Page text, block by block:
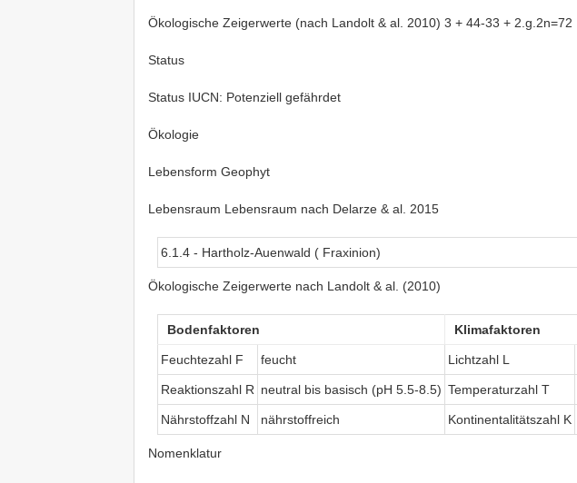
Ökologische Zeigerwerte (nach Landolt & al. 2010) 3 + 44-33 + 2.g.2n=72
Status
Status IUCN: Potenziell gefährdet
Ökologie
Lebensform Geophyt
Lebensraum Lebensraum nach Delarze & al. 2015
6.1.4 - Hartholz-Auenwald ( Fraxinion)
Ökologische Zeigerwerte nach Landolt & al. (2010)
Bodenfaktoren Klimafaktoren
Feuchtezahl F feucht Lichtzahl L
Reaktionszahl R neutral bis basisch (pH 5.5-8.5) Temperaturzahl T
Nährstoffzahl N nährstoffreich Kontinentalitätszahl K
Nomenklatur